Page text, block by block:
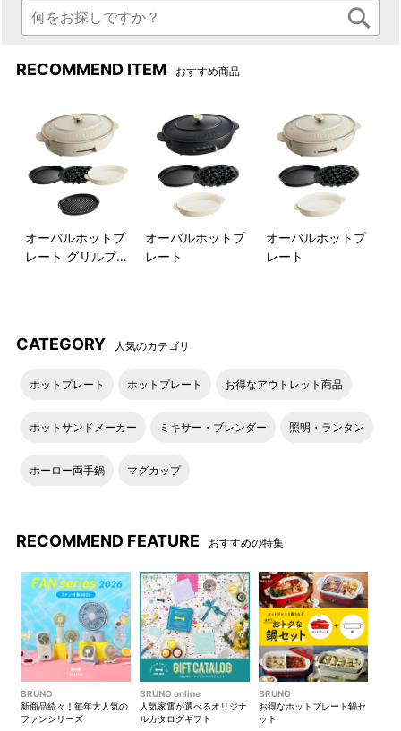
両サイドには本体を持ち運び
やすい取っ手つきです。
内部まで汚れが侵入しないの
で、お手入れは布で拭くだ
け。
2種の料理が一度につくれる！ハーフプレートが付属します。
「オーバルホットプレート用ハーフプレート」は、2枚のハーフ
サイズのプレート。1枚ずつ取り出すことができるので、料理の
取り分けにも便利です。
ーフプレート」単品は下記のページにてご案内しております。
RECOMMEND USEおすすめの愉しみ方
平面プレートで「ケフタ(ミー
トボールのトマト煮)」
たこ焼きプレートで「フリッ
ト」
深鍋で「トマトすき焼き」
ハーフプレートで「シナモン
クリームブレッド＆ベーコン
とほうれん草のフリッター
RECOMMEND ITEM おすすめ商品
オーバルホットプ
レート グリルプレ
オーバルホットプ
レート
オーバルホットプ
レート
CATEGORY 人気のカテゴリ
ホットプレート ホットプレート お得なアウトレット商品
ホットサンドメーカー ミキサー・ブレンダー 照明・ランタン
ホーロー両手鍋 マグカップ
RECOMMEND FEATURE おすすめの特集
BRUNO
新商品続々！毎年大人気の
ファンシリーズ
BRUNO online
人気家電が選べるオリジナ
ルカタログギフト
BRUNO
お得なホットプレート鍋セ
ット